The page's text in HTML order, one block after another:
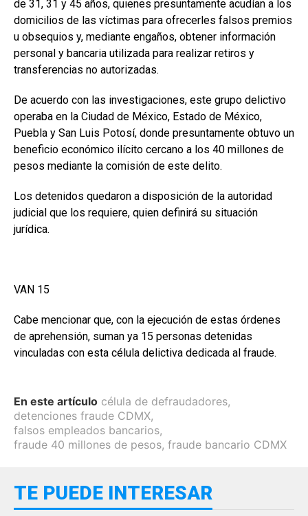
de 31, 31 y 45 años, quienes presuntamente acudían a los
domicilios de las víctimas para ofrecerles falsos premios
u obsequios y, mediante engaños, obtener información
personal y bancaria utilizada para realizar retiros y
transferencias no autorizadas.
De acuerdo con las investigaciones, este grupo delictivo
operaba en la Ciudad de México, Estado de México,
Puebla y San Luis Potosí, donde presuntamente obtuvo un
beneficio económico ilícito cercano a los 40 millones de
pesos mediante la comisión de este delito.
Los detenidos quedaron a disposición de la autoridad
judicial que los requiere, quien definirá su situación
jurídica.
VAN 15
Cabe mencionar que, con la ejecución de estas órdenes
de aprehensión, suman ya 15 personas detenidas
vinculadas con esta célula delictiva dedicada al fraude.
En este artículo célula de defraudadores,
detenciones fraude CDMX,
falsos empleados bancarios,
fraude 40 millones de pesos, fraude bancario CDMX
TE PUEDE INTERESAR